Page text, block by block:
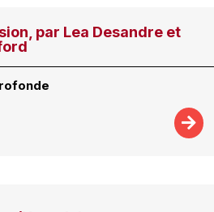
par Lea Desandre et